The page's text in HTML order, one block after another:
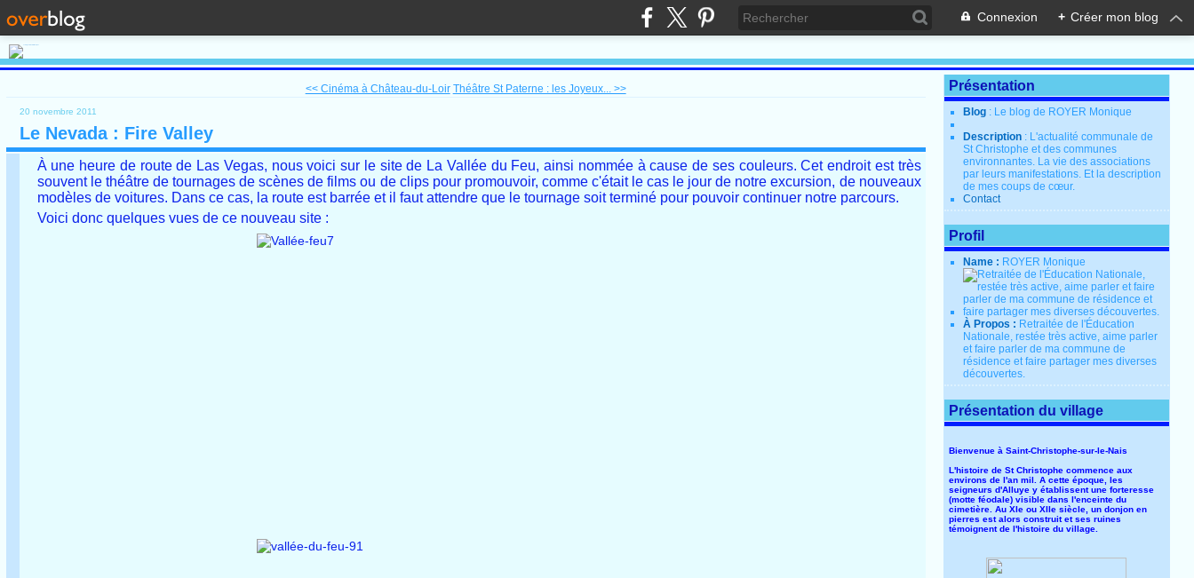
Connexion + Créer mon blog
<< Cinéma à Château-du-Loir Théâtre St Paterne : les Joyeux... >>
20 novembre 2011
Le Nevada : Fire Valley
À une heure de route de Las Vegas, nous voici sur le site de La Vallée du Feu, ainsi nommée à cause de ses couleurs. Cet endroit est très
souvent le théâtre de tournages de scènes de films ou de clips pour promouvoir, comme c'était le cas le jour de notre excursion, de nouveaux
modèles de voitures. Dans ce cas, la route est barrée et il faut attendre que le tournage soit terminé pour pouvoir continuer notre parcours.
Voici donc quelques vues de ce nouveau site :
Présentation
Blog : Le blog de ROYER Monique
Description : L'actualité communale de
St Christophe et des communes
environnantes. La vie des associations
par leurs manifestations. Et la description
de mes coups de cœur.
Contact
Profil
Name : ROYER Monique
À Propos : Retraitée de l'Éducation
Nationale, restée très active, aime parler
et faire parler de ma commune de
résidence et faire partager mes diverses
découvertes.
Présentation du village
Bienvenue à Saint-Christophe-sur-le-Nais
L'histoire de St Christophe commence aux
environs de l'an mil. A cette époque, les
seigneurs d'Alluye y établissent une forteresse
(motte féodale) visible dans l'enceinte du
cimetière. Au XIe ou XIIe siècle, un donjon en
pierres est alors construit et ses ruines
témoignent de l'histoire du village.